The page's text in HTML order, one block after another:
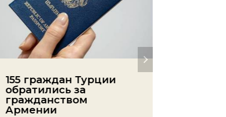
155 граждан Турции
обратились за
гражданством
Армении